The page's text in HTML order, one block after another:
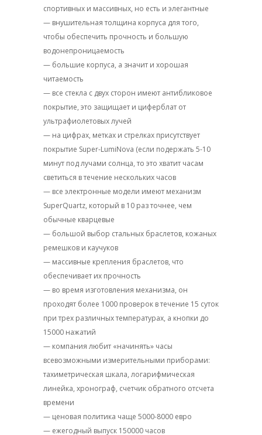
спортивных и массивных, но есть и элегантные
— внушительная толщина корпуса для того,
чтобы обеспечить прочность и большую
водонепроницаемость
— большие корпуса, а значит и хорошая
читаемость
— все стекла с двух сторон имеют антибликовое
покрытие, это защищает и циферблат от
ультрафиолетовых лучей
— на цифрах, метках и стрелках присутствует
покрытие Super-LumiNova (если подержать 5-10
минут под лучами солнца, то это хватит часам
светиться в течение нескольких часов
— все электронные модели имеют механизм
SuperQuartz, который в 10 раз точнее, чем
обычные кварцевые
— большой выбор стальных браслетов, кожаных
ремешков и каучуков
— массивные крепления браслетов, что
обеспечивает их прочность
— во время изготовления механизма, он
проходят более 1000 проверок в течение 15 суток
при трех различных температурах, а кнопки до
15000 нажатий
— компания любит «начинять» часы
всевозможными измерительными приборами:
тахиметрическая шкала, логарифмическая
линейка, хронограф, счетчик обратного отсчета
времени
— ценовая политика чаще 5000-8000 евро
— ежегодный выпуск 150000 часов